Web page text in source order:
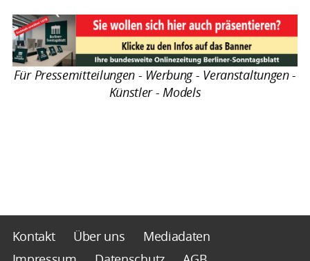
Für Pressemitteilungen - Werbung - Veranstaltungen -
Künstler - Models
Kontakt Über uns
Mediadaten